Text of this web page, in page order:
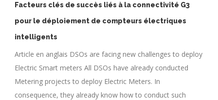
Facteurs clés de succès liés à la connectivité G3
pour le déploiement de compteurs électriques
intelligents
Article en anglais DSOs are facing new challenges to deploy
Electric Smart meters All DSOs have already conducted
Metering projects to deploy Electric Meters. In
consequence, they already know how to conduct such